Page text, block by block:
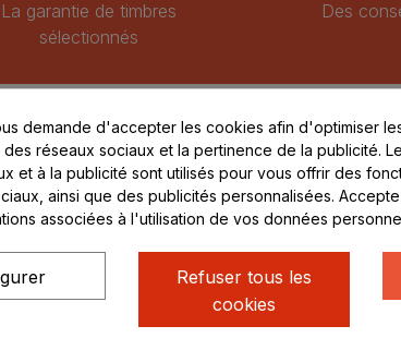
La garantie de timbres
sélectionnés
Des
de nous
sécurisé
nous
313 Avenue
Parc de
69530 Brignais
8h - 16h
demande d'accepter les cookies afin d'optimiser
réseaux sociaux et la pertinence de la publicité.
et à la publicité sont utilisés pour vous offrir des
ainsi que des publicités personnalisées.
associées à l'utilisation de vos données
Refuser tous les
cookies